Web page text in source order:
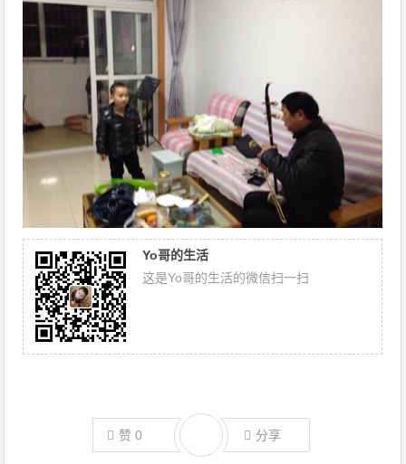
Yo哥的生活
这是Yo哥的生活的微信扫一扫
赞0 分享